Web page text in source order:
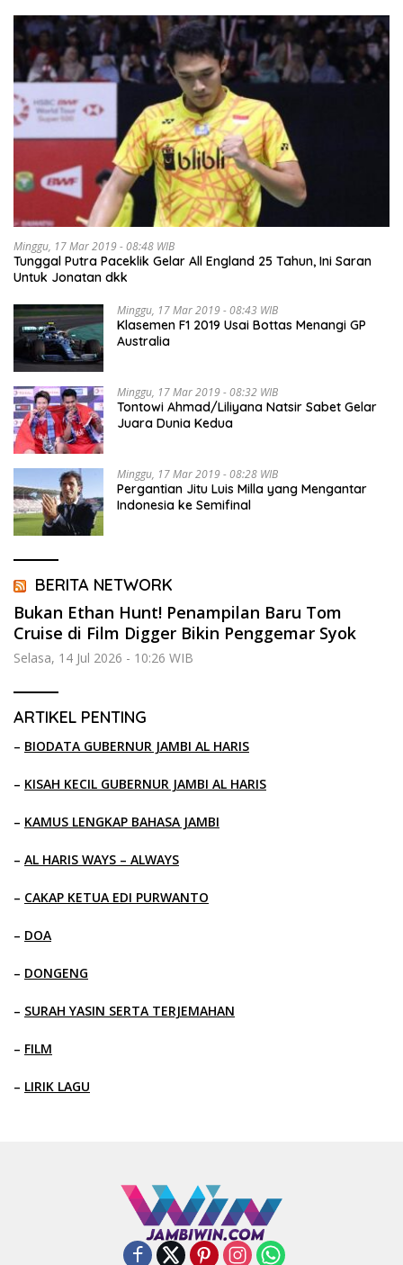
Minggu, 17 Mar 2019 - 08:48 WIB
Tunggal Putra Paceklik Gelar All England 25 Tahun, Ini Saran
Untuk Jonatan dkk
Minggu, 17 Mar 2019 - 08:43 WIB
Klasemen F1 2019 Usai Bottas Menangi GP
Australia
Minggu, 17 Mar 2019 - 08:32 WIB
Tontowi Ahmad/Liliyana Natsir Sabet Gelar
Juara Dunia Kedua
Minggu, 17 Mar 2019 - 08:28 WIB
Pergantian Jitu Luis Milla yang Mengantar
Indonesia ke Semifinal
BERITA NETWORK
Bukan Ethan Hunt! Penampilan Baru Tom
Cruise di Film Digger Bikin Penggemar Syok
Selasa, 14 Jul 2026 - 10:26 WIB
ARTIKEL PENTING
– BIODATA GUBERNUR JAMBI AL HARIS
– KISAH KECIL GUBERNUR JAMBI AL HARIS
– KAMUS LENGKAP BAHASA JAMBI
– AL HARIS WAYS – ALWAYS
– CAKAP KETUA EDI PURWANTO
– DOA
– DONGENG
– SURAH YASIN SERTA TERJEMAHAN
– FILM
– LIRIK LAGU